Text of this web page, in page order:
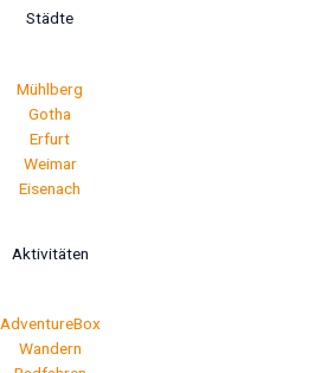
Städte
Mühlberg
Gotha
Erfurt
Weimar
Eisenach
Aktivitäten
AdventureBox
Wandern